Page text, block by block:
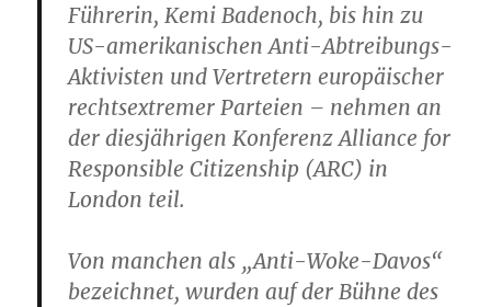
Führerin, Kemi Badenoch, bis hin zu
US-amerikanischen Anti-Abtreibungs-
Aktivisten und Vertretern europäischer
rechtsextremer Parteien – nehmen an
der diesjährigen Konferenz Alliance for
Responsible Citizenship (ARC) in
London teil.
Von manchen als „Anti-Woke-Davos“
bezeichnet, wurden auf der Bühne des